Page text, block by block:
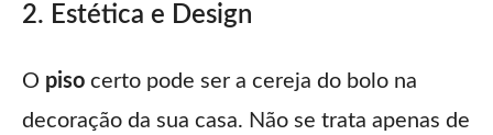
2. Estética e Design
O piso certo pode ser a cereja do bolo na
decoração da sua casa. Não se trata apenas de